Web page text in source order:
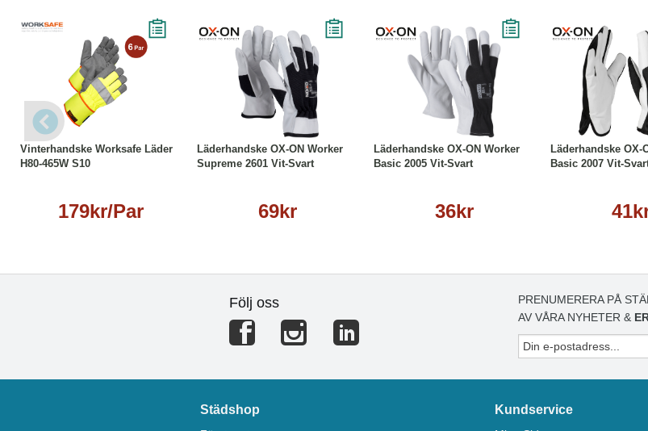
Vinterhandske Worksafe Läder
H80-465W S10
179kr/Par
Läs mer
Läderhandske OX-ON Worker
Supreme 2601 Vit-Svart
69kr
Läs mer
Läderhandske OX-ON Worker
Basic 2005 Vit-Svart
36kr
Läs mer
Läderhandske OX-
Basic 2007 Vit-
Läs
Följ oss
PRENUMERERA PÅ
AV VÅRA NYHETER &
Städshop Kundservice